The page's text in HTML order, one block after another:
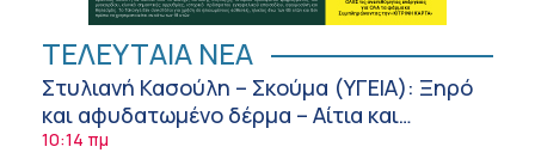
ΤΕΛΕΥΤΑΙΑ ΝΕΑ
Στυλιανή Κασούλη – Σκούμα (ΥΓΕΙΑ): Ξηρό
και αφυδατωμένο δέρμα – Αίτια και
αντιμετώπιση
10:14 πμ